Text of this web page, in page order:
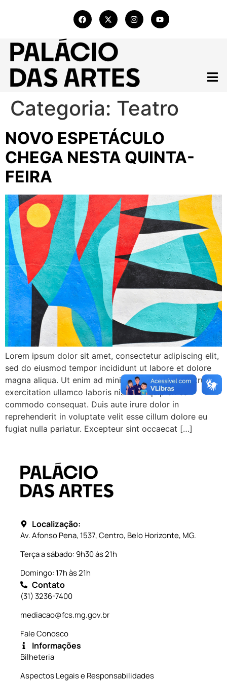
Categoria: Teatro
NOVO ESPETÁCULO
CHEGA NESTA QUINTA-
FEIRA
Lorem ipsum dolor sit amet, consectetur adipiscing elit,
sed do eiusmod tempor incididunt ut labore et dolore
magna aliqua. Ut enim ad minim veniam, quis nostrud
exercitation ullamco laboris nisi ut aliquip ex ea
commodo consequat. Duis aute irure dolor in
reprehenderit in voluptate velit esse cillum dolore eu
fugiat nulla pariatur. Excepteur sint occaecat […]
Localização:
Av. Afonso Pena, 1537, Centro, Belo Horizonte, MG.
Terça a sábado: 9h30 às 21h
Domingo: 17h às 21h
Contato
(31) 3236-7400
mediacao@fcs.mg.gov.br
Fale Conosco
Informações
Bilheteria
Aspectos Legais e Responsabilidades